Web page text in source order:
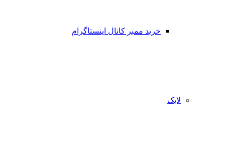
خرید ممبر کانال اینستاگرام
لایک